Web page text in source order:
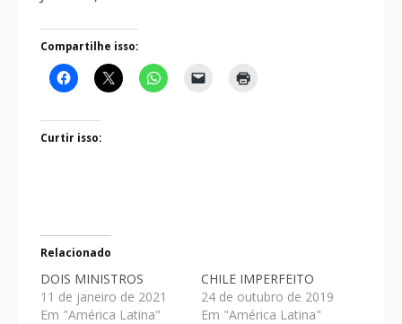
Compartilhe isso:
Curtir isso:
Relacionado
DOIS MINISTROS
11 de janeiro de 2021
Em "América Latina"
CHILE IMPERFEITO
24 de outubro de 2019
Em "América Latina"